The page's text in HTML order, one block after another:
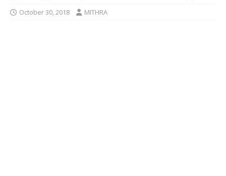
October 30, 2018 MITHRA